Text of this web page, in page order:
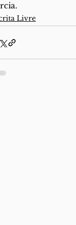
Livre